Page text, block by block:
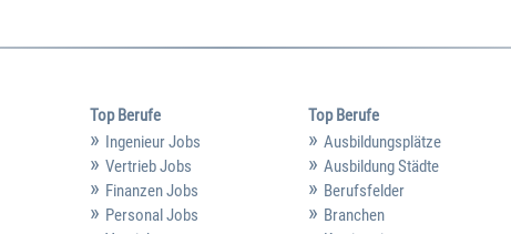
Top Berufe
Ingenieur Jobs
Vertrieb Jobs
Finanzen Jobs
Personal Jobs
Top Berufe
Ausbildungsplätze
Ausbildung Städte
Berufsfelder
Branchen